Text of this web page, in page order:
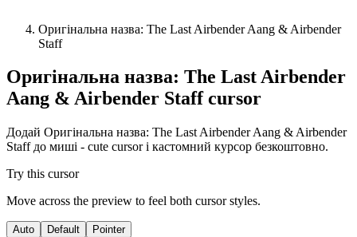
Оригінальна назва: The Last Airbender Aang & Airbender
Staff
Оригінальна назва: The Last Airbender
Aang & Airbender Staffcursor
Додай Оригінальна назва: The Last Airbender Aang & Airbender
Staff до миші - cute cursor і кастомний курсор безкоштовно.
Try this cursor
Move across the preview to feel both cursor styles.
Auto Default Pointer